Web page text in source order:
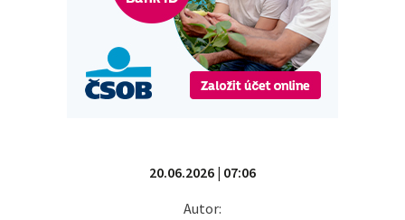
20.06.2026 | 07:06
Autor: